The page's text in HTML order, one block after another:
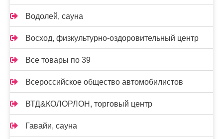
Водолей, сауна
Восход, физкультурно-оздоровительный центр
Все товары по 39
Всероссийское общество автомобилистов
ВТД&КОЛОРЛОН, торговый центр
Гавайи, сауна